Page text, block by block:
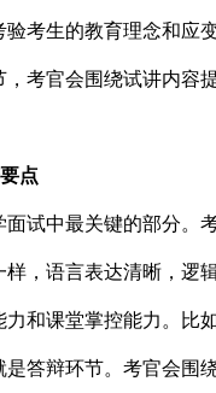
验考生的教育理念和应
考官会围绕试讲内容
点
面试中最关键的部分。
样，语言表达清晰，逻
力和课堂掌控能力。比
是答辩环节。考官会围